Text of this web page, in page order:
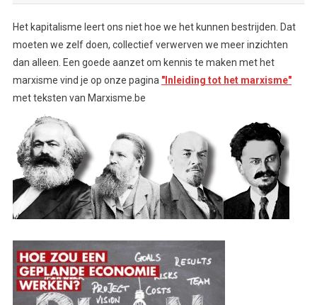
Het kapitalisme leert ons niet hoe we het kunnen bestrijden. Dat
moeten we zelf doen, collectief verwerven we meer inzichten
dan alleen. Een goede aanzet om kennis te maken met het
marxisme vind je op onze pagina "Inleiding tot het marxisme"
met teksten van Marxisme.be